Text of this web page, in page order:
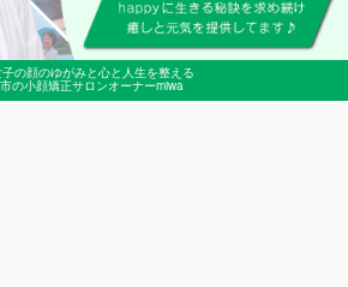
の顔のゆがみと心と人生を整える
の小顔矯正サロンオーナーmiwa